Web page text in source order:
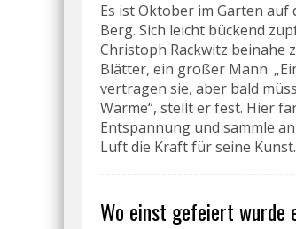
Es ist Oktober im Garten auf
Berg. Sich leicht bückend
Christoph Rackwitz beinahe
Blätter, ein großer Mann.
vertragen sie, aber bald
Warme“, stellt er fest. Hier
Entspannung und sammle
Luft die Kraft für seine Kunst.
Wo einst gefeiert wurde